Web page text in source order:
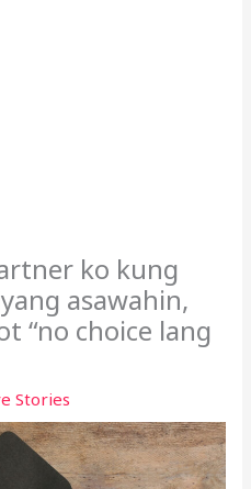
ko kung
asawahin,
“no choice lang
Stories